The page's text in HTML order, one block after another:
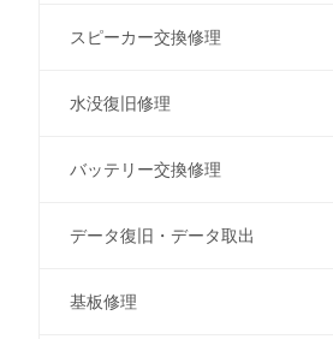
スピーカー交換修理
水没復旧修理
バッテリー交換修理
データ復旧・データ取出
基板修理